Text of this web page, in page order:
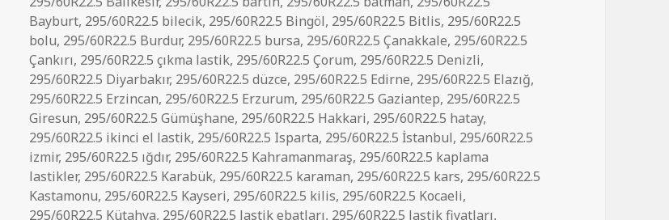
Bayburt, 295/60R22.5 bilecik, 295/60R22.5 Bingöl, 295/60R22.5 Bitlis, 295/60R22.5
bolu, 295/60R22.5 Burdur, 295/60R22.5 bursa, 295/60R22.5 Çanakkale, 295/60R22.5
Çankırı, 295/60R22.5 çıkma lastik, 295/60R22.5 Çorum, 295/60R22.5 Denizli,
295/60R22.5 Diyarbakır, 295/60R22.5 düzce, 295/60R22.5 Edirne, 295/60R22.5 Elazığ,
295/60R22.5 Erzincan, 295/60R22.5 Erzurum, 295/60R22.5 Gaziantep, 295/60R22.5
Giresun, 295/60R22.5 Gümüşhane, 295/60R22.5 Hakkari, 295/60R22.5 hatay,
295/60R22.5 ikinci el lastik, 295/60R22.5 Isparta, 295/60R22.5 İstanbul, 295/60R22.5
izmir, 295/60R22.5 ığdır, 295/60R22.5 Kahramanmaraş, 295/60R22.5 kaplama
lastikler, 295/60R22.5 Karabük, 295/60R22.5 karaman, 295/60R22.5 kars, 295/60R22.5
Kastamonu, 295/60R22.5 Kayseri, 295/60R22.5 kilis, 295/60R22.5 Kocaeli,
295/60R22.5 Kütahya, 295/60R22.5 lastik ebatları, 295/60R22.5 lastik fiyatları,